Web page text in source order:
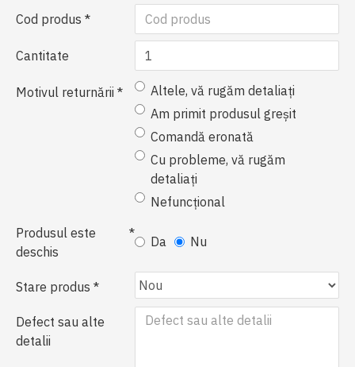
Cod produs
Cantitate
Motivul returnării
Altele, vă rugăm detaliați
Am primit produsul greșit
Comandă eronată
Cu probleme, vă rugăm
detaliați
Nefuncțional
Produsul este
deschis
Da Nu
Stare produs
Defect sau alte
detalii